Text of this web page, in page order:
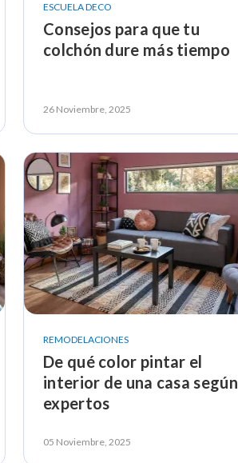
ESCUELA DECO
Consejos para que tu
colchón dure más tiempo
26 Noviembre, 2025
REMODELACIONES
De qué color pintar el
interior de una casa según
expertos
05 Noviembre, 2025